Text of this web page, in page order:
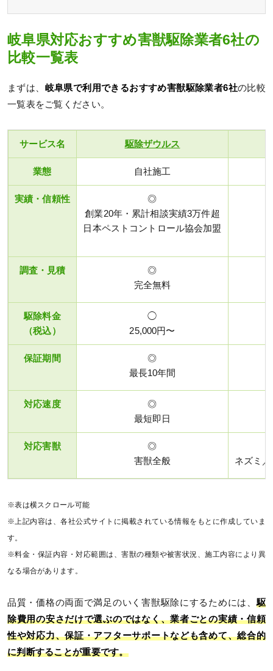
岐阜県対応おすすめ害獣駆除業者6社の
比較一覧表
まずは、 岐阜県で利用できるおすすめ害獣駆除業者6社の比較
一覧表をご覧ください。
サービス名 駆除ザウルス
業態 自社施工
実績・信頼性
◎
創業20年・累計相談実績3万件超
日本ペストコントロール協会加盟
調査・見積
◎
完全無料
駆除料金
（税込）
◯
25,000円〜
保証期間
◎
最長10年間
対応速度
◎
最短即日
対応害獣
◎
害獣全般
ネズミ
※表は横スクロール可能
※上記内容は、各社公式サイトに掲載されている情報をもとに作成していま
す。
※料金・保証内容・対応範囲は、害獣の種類や被害状況、施工内容により異
なる場合があります。
品質・価格の両面で満足のいく害獣駆除にするためには、 駆
除費用の安さだけで選ぶのではなく、業者ごとの実績・信頼
性や対応力、保証・アフターサポートなども含めて、総合的
に判断することが重要です。